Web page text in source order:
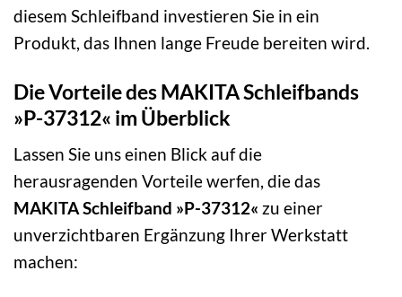
diesem Schleifband investieren Sie in ein
Produkt, das Ihnen lange Freude bereiten wird.
Die Vorteile des MAKITA Schleifbands
»P-37312« im Überblick
Lassen Sie uns einen Blick auf die
herausragenden Vorteile werfen, die das
MAKITA Schleifband »P-37312« zu einer
unverzichtbaren Ergänzung Ihrer Werkstatt
machen: